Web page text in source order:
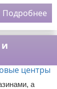
Подробнее
а